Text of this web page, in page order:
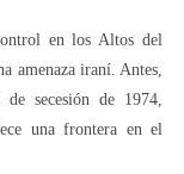
en los Altos del
amenaza iraní. Antes,
secesión de 1974,
una frontera en el